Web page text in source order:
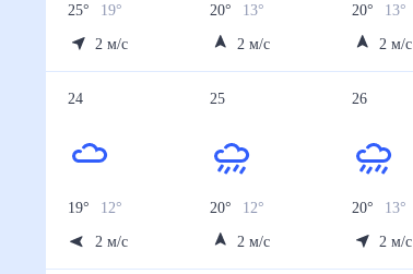
25° 19°
2 м/с
20° 13°
2 м/с
20° 13°
2 м/с
24
19° 12°
2 м/с
25
20° 12°
2 м/с
26
20° 13°
2 м/с